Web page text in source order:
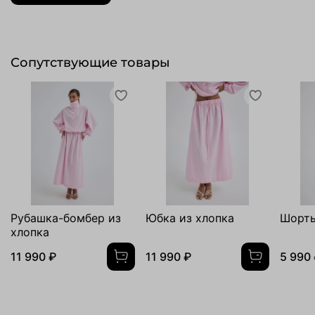
Сопутствующие товары
Рубашка-бомбер из
хлопка
11 990 ₽
Юбка из хлопка
11 990 ₽ 5 990